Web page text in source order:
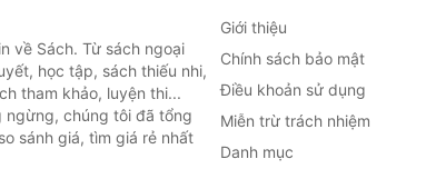
về Sách. Từ sách ngoại
học tập, sách thiếu nhi,
tham khảo, luyện thi...
ngừng, chúng tôi đã tổng
sánh giá, tìm giá rẻ nhất
Giới thiệu
Chính sách bảo mật
Điều khoản sử dụng
Miễn trừ trách nhiệm
Danh mục